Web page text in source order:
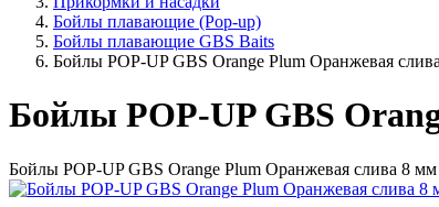
Бойлы плавающие (Pop-up)
Бойлы плавающие GBS Baits
Бойлы POP-UP GBS Orange Plum Оранжевая
Бойлы POP-UP GBS
Бойлы POP-UP GBS Orange Plum Оранжевая слива 8 мм